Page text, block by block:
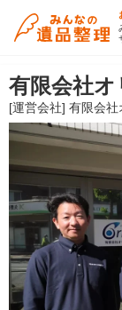
有限会社
[運営会社] 有限会